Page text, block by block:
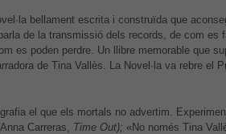
bellament escrita i construïda que
de la transmissió dels records, de com es
es poden perdre. Un llibre memorable que
de Tina Vallès. La Novel·la va rebre el
el que els mortals no advertim.
Carreras,
Time Out); «No només Tina